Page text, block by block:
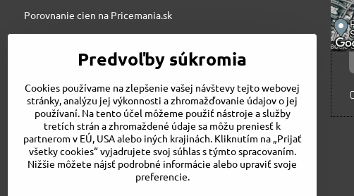
Porovnanie cien na Pricemania.sk
Sportstore.sk
STRIVE SPORT s.r.o., Jesenského 6, 03601 Martin
043/3240500
strivesport@gmail.com
Porovnanie cien na Pricemania.sk
Predvoľby súkromia
Cookies používame na zlepšenie vašej návštevy tejto webovej
stránky, analýzu jej výkonnosti a zhromažďovanie údajov o jej
používaní. Na tento účel môžeme použiť nástroje a služby
tretích strán a zhromaždené údaje sa môžu preniesť k
partnerom v EÚ, USA alebo iných krajinách. Kliknutím na „Prijať
všetky cookies“ vyjadrujete svoj súhlas s týmto spracovaním.
Nižšie môžete nájsť podrobné informácie alebo upraviť svoje
preferencie.